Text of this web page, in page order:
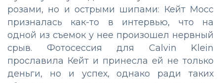
розами, но и острыми шипами: Кейт Мосс
призналась как-то в интервью, что на
одной из съемок у нее произошел нервный
срыв. Фотосессия для Calvin Klein
прославила Кейт и принесла ей не только
деньги, но и успех, однако ради таких